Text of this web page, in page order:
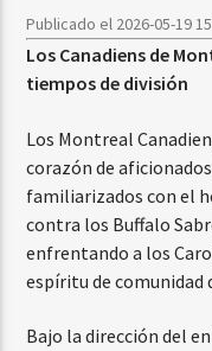
3:00 PM
Beone Radio
Publicado el 2026-05-19
Los Canadiens de
tiempos de división
Los Montreal
corazón de
familiarizados con el
contra los Buffalo
enfrentando a los
espíritu de comunidad
Bajo la dirección del